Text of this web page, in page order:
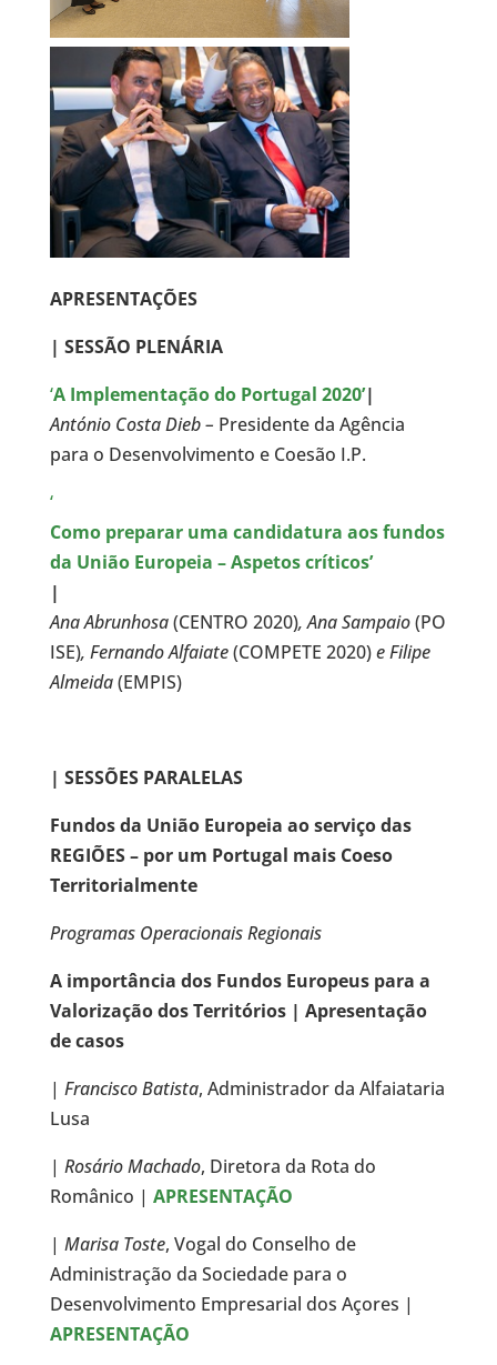
APRESENTAÇÕES
| SESSÃO PLENÁRIA
‘A Implementação do Portugal 2020’|
António Costa Dieb – Presidente da Agência
para o Desenvolvimento e Coesão I.P.
‘
Como preparar uma candidatura aos fundos
da União Europeia – Aspetos críticos’
|
Ana Abrunhosa(CENTRO 2020), Ana Sampaio(PO
ISE), Fernando Alfaiate(COMPETE 2020)e Filipe
Almeida(EMPIS)
| SESSÕES PARALELAS
Fundos da União Europeia ao serviço das
REGIÕES – por um Portugal mais Coeso
Territorialmente
Programas Operacionais Regionais
A importância dos Fundos Europeus para a
Valorização dos Territórios | Apresentação
de casos
| Francisco Batista, Administrador da Alfaiataria
Lusa
| Rosário Machado, Diretora da Rota do
Românico | APRESENTAÇÃO
| Marisa Toste, Vogal do Conselho de
Administração da Sociedade para o
Desenvolvimento Empresarial dos Açores |
APRESENTAÇÃO